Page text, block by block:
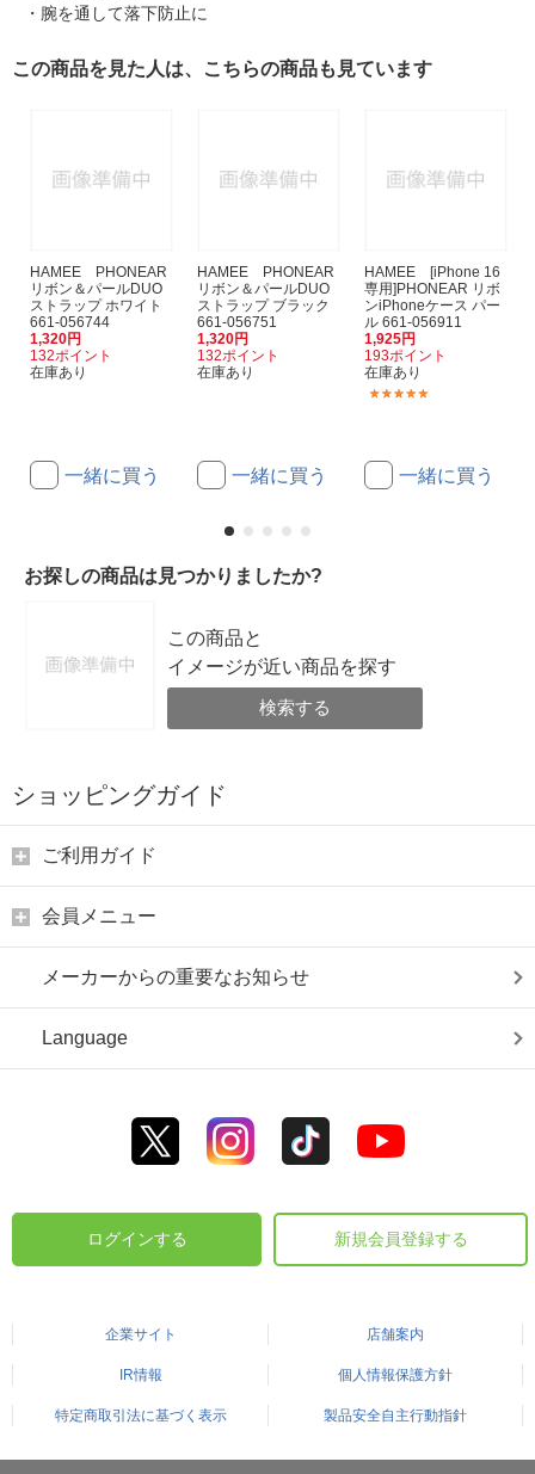
・腕を通して落下防止に
この商品を見た人は、こちらの商品も見ています
HAMEE PHONEAR
リボン＆パールDUO
ストラップ ホワイト
661-056744
1,320円
132ポイント
在庫あり
一緒に買う
HAMEE PHONEAR
リボン＆パールDUO
ストラップ ブラック
661-056751
1,320円
132ポイント
在庫あり
一緒に買う
HAMEE [iPhone 16
専用]PHONEAR リボ
ンiPhoneケース パー
ル 661-056911
1,925円
193ポイント
在庫あり
一緒に買う
お探しの商品は見つかりましたか?
この商品と
イメージが近い商品を探す
検索する
ショッピングガイド
ご利用ガイド
会員メニュー
メーカーからの重要なお知らせ
Language
ログインする 新規会員登録する
企業サイト 店舗案内
IR情報 個人情報保護方針
特定商取引法に基づく表示 製品安全自主行動指針